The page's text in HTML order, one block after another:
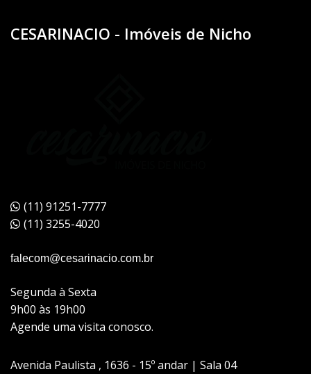
CESARINACIO - Imóveis de Nicho
(11) 91251-7777
(11) 3255-4020
falecom@cesarinacio.com.br
Segunda à Sexta
9h00 às 19h00
Agende uma visita conosco.
Avenida Paulista , 1636 - 15º andar | Sala 04